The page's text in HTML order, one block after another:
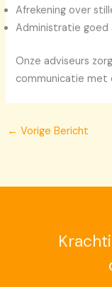
Afrekening over
Administratie goed
Onze adviseurs
communicatie met
← Vorige Bericht